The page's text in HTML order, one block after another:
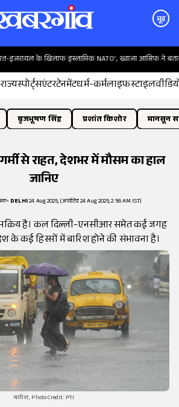
मूड
के खिलाफ इस्लामिक NATO', ख्वाजा आसिफ ने बताया
राज्यस्पोर्ट्सएंटरटेनमेंटधर्म-कर्मलाइफस्टाइल
बृजभूषण सिंह प्रशांत किशोर मानसून
से राहत, देशभर में मौसम का हाल
जानिए
• DELHI24 Aug 2025, (अपडेटेड 24 Aug 2025, 2:56 AM IST)
है। कल दिल्ली-एनसीआर समेत कई जगह
के कई हिस्सों में बारिश होने की संभावना है।
बारिश, Photo Credit: PTI